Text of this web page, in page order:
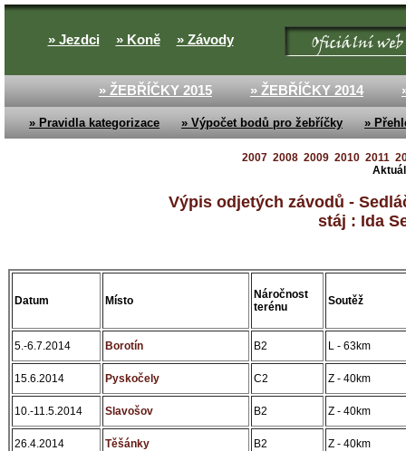
» Jezdci » Koně » Závody
» ŽEBŘÍČKY 2015 » ŽEBŘÍČKY 2014
» Pravidla kategorizace » Výpočet bodů pro žebříčky »
2007 2008 2009 2010 2011
Výpis odjetých závodů -
stáj : Ida
Datum Místo
Náročnost
terénu
Soutěž
5.-6.7.2014 Borotín B2 L - 63km
15.6.2014 Pyskočely C2 Z - 40km
10.-11.5.2014 Slavošov B2 Z - 40km
26.4.2014 Těšánky B2 Z - 40km